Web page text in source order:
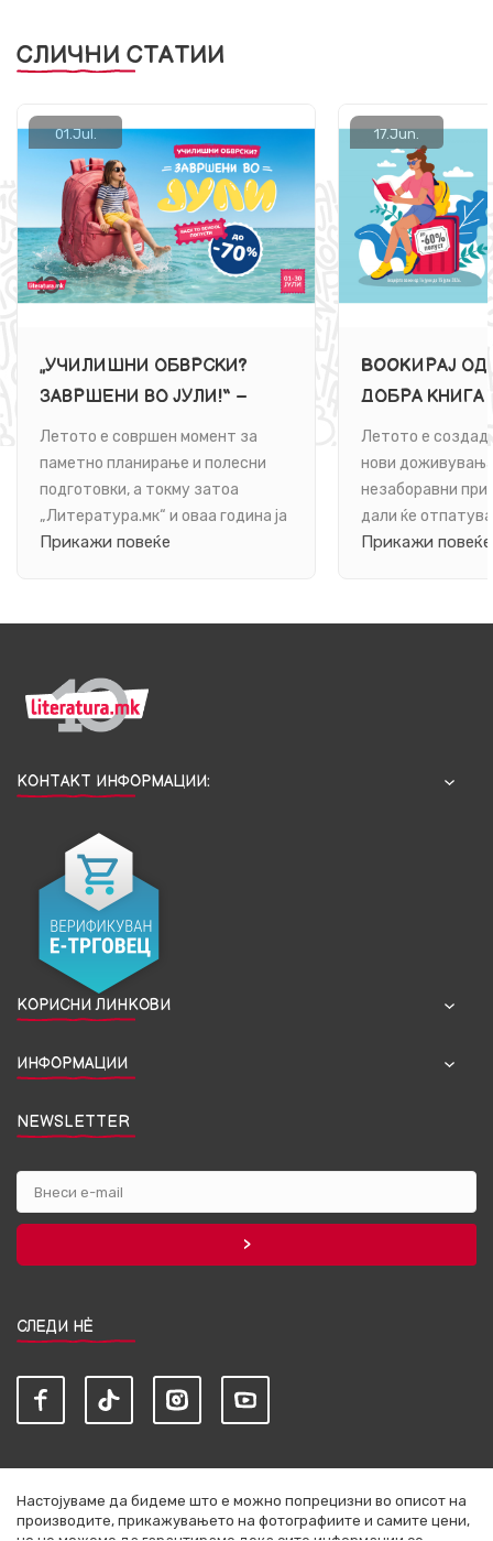
СЛИЧНИ СТАТИИ
01.Jul.
„УЧИЛИШНИ ОБВРСКИ?
ЗАВРШЕНИ ВО ЈУЛИ!“ –
BACK TO SCHOOL ПОПУСТИ
ДО 70 % ВО
„ЛИТЕРАТУРА.МК“
Летото е совршен момент за
паметно планирање и полесни
подготовки, а токму затоа
„Литература.мк“ и оваа година ја
носи најочекуваната Back to
Прикажи повеќе
17.Jun.
BOOKИРАЈ
ДОБРА КНИГА
ЛАМИНА“ СО
60 %
Летото е
нови
незаборавни
дали ќе
на планина или
Прикажи повеќе
КОНТАКТ ИНФОРМАЦИИ:
КОРИСНИ ЛИНКОВИ
ИНФОРМАЦИИ
NEWSLETTER
СЛЕДИ НЀ
Настојуваме да бидеме што е можно попрецизни во описот на
производите, прикажувањето на фотографиите и самите цени,